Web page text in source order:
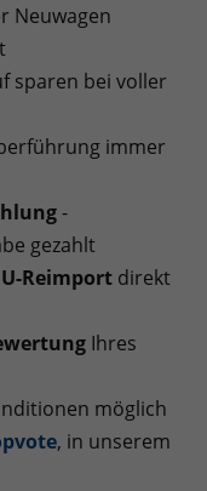
Neuwagen
sparen bei voller
immer
-
gezahlt
Reimport direkt
Ihres
möglich
, in unserem